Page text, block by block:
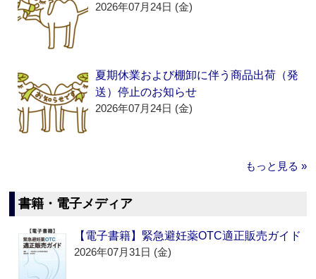
2026年07月24日 (金)
夏期休業および棚卸に伴う商品出荷（発
送）停止のお知らせ
2026年07月24日 (金)
もっと見る »
書籍・電子メディア
【電子書籍】緊急避妊薬OTC適正販売ガイド
2026年07月31日 (金)